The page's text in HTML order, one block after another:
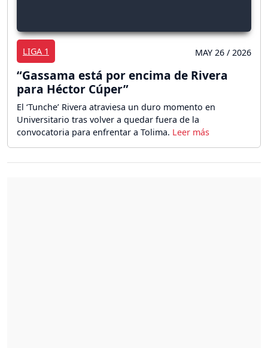
LIGA 1 MAY 26 / 2026
“Gassama está por encima de Rivera
para Héctor Cúper”
El ‘Tunche’ Rivera atraviesa un duro momento en
Universitario tras volver a quedar fuera de la
convocatoria para enfrentar a Tolima.